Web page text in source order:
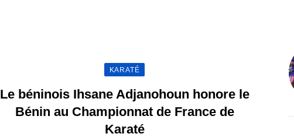
KARATÉ
Le béninois Ihsane Adjanohoun honore le
Bénin au Championnat de France de
Karaté